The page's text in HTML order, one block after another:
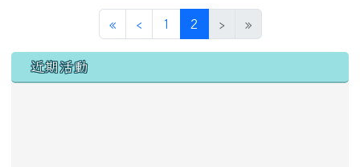
«第一頁
‹上一頁
1 2 (目前頁次)
› »
左邊區域內容
近期活動